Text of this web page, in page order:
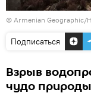
© Armenian Geographic/
Подписаться
Взрыв
чудо природы